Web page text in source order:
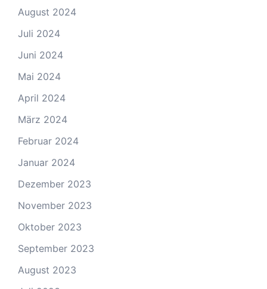
August 2024
Juli 2024
Juni 2024
Mai 2024
April 2024
März 2024
Februar 2024
Januar 2024
Dezember 2023
November 2023
Oktober 2023
September 2023
August 2023